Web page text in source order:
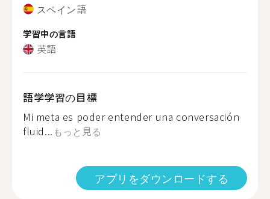
スペイン語
学習中の言語
英語
語学学習の目標
Mi meta es poder entender una conversación
fluid... もっと見る
アプリをダウンロードする